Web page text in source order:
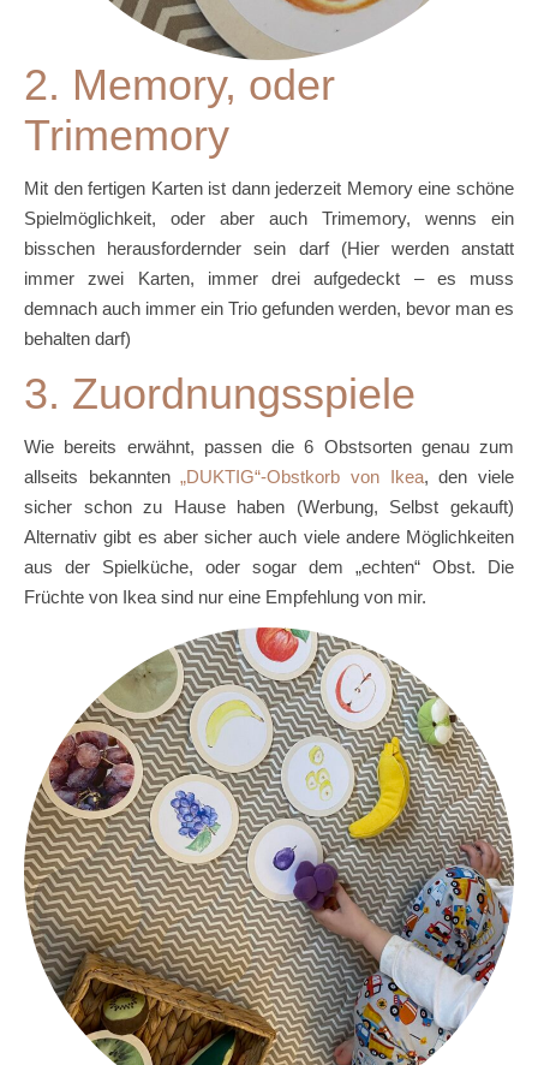
2. Memory, oder
Trimemory
Mit den fertigen Karten ist dann jederzeit Memory eine schöne
Spielmöglichkeit, oder aber auch Trimemory, wenns ein
bisschen herausfordernder sein darf (Hier werden anstatt
immer zwei Karten, immer drei aufgedeckt – es muss
demnach auch immer ein Trio gefunden werden, bevor man es
behalten darf)
3. Zuordnungsspiele
Wie bereits erwähnt, passen die 6 Obstsorten genau zum
allseits bekannten„DUKTIG“-Obstkorb von Ikea, den viele
sicher schon zu Hause haben (Werbung, Selbst gekauft)
Alternativ gibt es aber sicher auch viele andere Möglichkeiten
aus der Spielküche, oder sogar dem „echten“ Obst. Die
Früchte von Ikea sind nur eine Empfehlung von mir.